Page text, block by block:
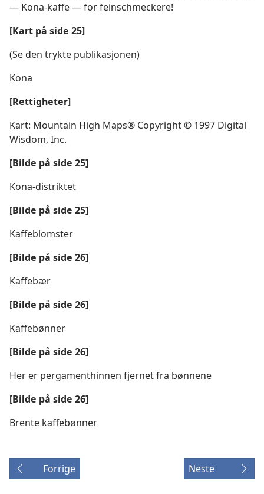
— Kona-kaffe — for feinschmeckere!
[Kart på side 25]
(Se den trykte publikasjonen)
Kona
[Rettigheter]
Kart: Mountain High Maps® Copyright © 1997 Digital
Wisdom, Inc.
[Bilde på side 25]
Kona-distriktet
[Bilde på side 25]
Kaffeblomster
[Bilde på side 26]
Kaffebær
[Bilde på side 26]
Kaffebønner
[Bilde på side 26]
Her er pergamenthinnen fjernet fra bønnene
[Bilde på side 26]
Brente kaffebønner
Forrige Neste